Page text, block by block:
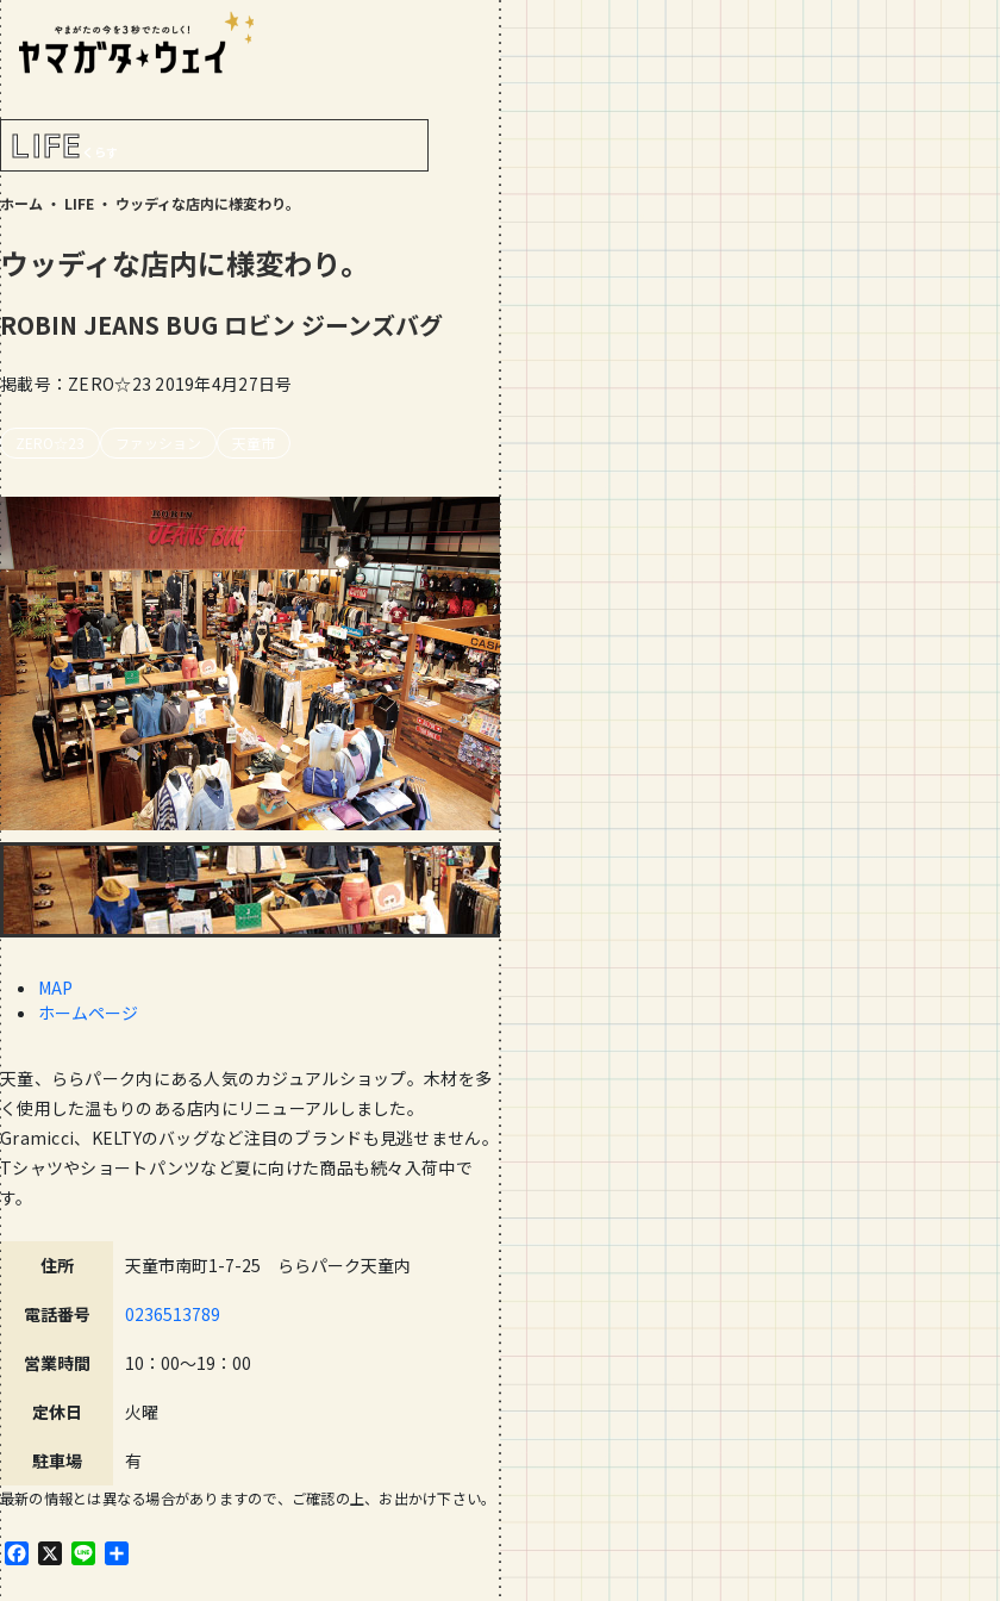
RANKING!
地元民が選ぶ山形県ラーメン人気店
GOURMET
おすすめ！山形のそば【23選】地元民
の人気ランキング付！～日刊ヤマガタ
GOURMET
局何が効果的？～おすすめのお取り寄
【写真付き】山寺の階段はきつい？階
段数や所要時間をご紹介！
GOURMET
山形のおすすめパン屋さん【26選】地
元民が選ぶランキングBEST５付き！
_vol.1
LIFE くらす
ホーム ・ LIFE ・ ウッディな店内に様変わり。
ウッディな店内に様変わり。
ROBIN JEANS BUG ロビン ジーンズバグ
掲載号：ZERO☆23 2019年4月27日号
ZERO☆23 ファッション 天童市
MAP
ホームページ
天童、ららパーク内にある人気のカジュアルショップ。木材を多
く使用した温もりのある店内にリニューアルしました。
Gramicci、KELTYのバッグなど注目のブランドも見逃せません。
Tシャツやショートパンツなど夏に向けた商品も続々入荷中で
す。
住所 天童市南町1-7-25 ららパーク天童内
電話番号 0236513789
営業時間 10：00～19：00
定休日 火曜
駐車場 有
最新の情報とは異なる場合がありますので、ご確認の上、お出かけ下さい。
F
X
L